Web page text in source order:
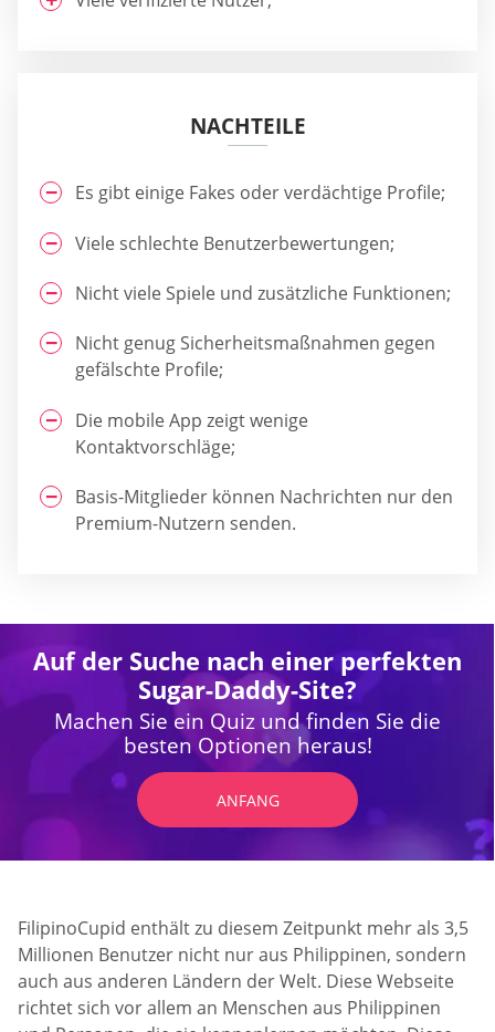
NACHTEILE
Es gibt einige Fakes oder verdächtige Profile;
Viele schlechte Benutzerbewertungen;
Nicht viele Spiele und zusätzliche Funktionen;
Nicht genug Sicherheitsmaßnahmen gegen
gefälschte Profile;
Die mobile App zeigt wenige
Kontaktvorschläge;
Basis-Mitglieder können Nachrichten nur den
Premium-Nutzern senden.
Auf der Suche nach einer perfekten
Sugar-Daddy-Site?
Machen Sie ein Quiz und finden Sie die
besten Optionen heraus!
ANFANG
FilipinoCupid enthält zu diesem Zeitpunkt mehr als 3,5
Millionen Benutzer nicht nur aus Philippinen, sondern
auch aus anderen Ländern der Welt. Diese Webseite
richtet sich vor allem an Menschen aus Philippinen